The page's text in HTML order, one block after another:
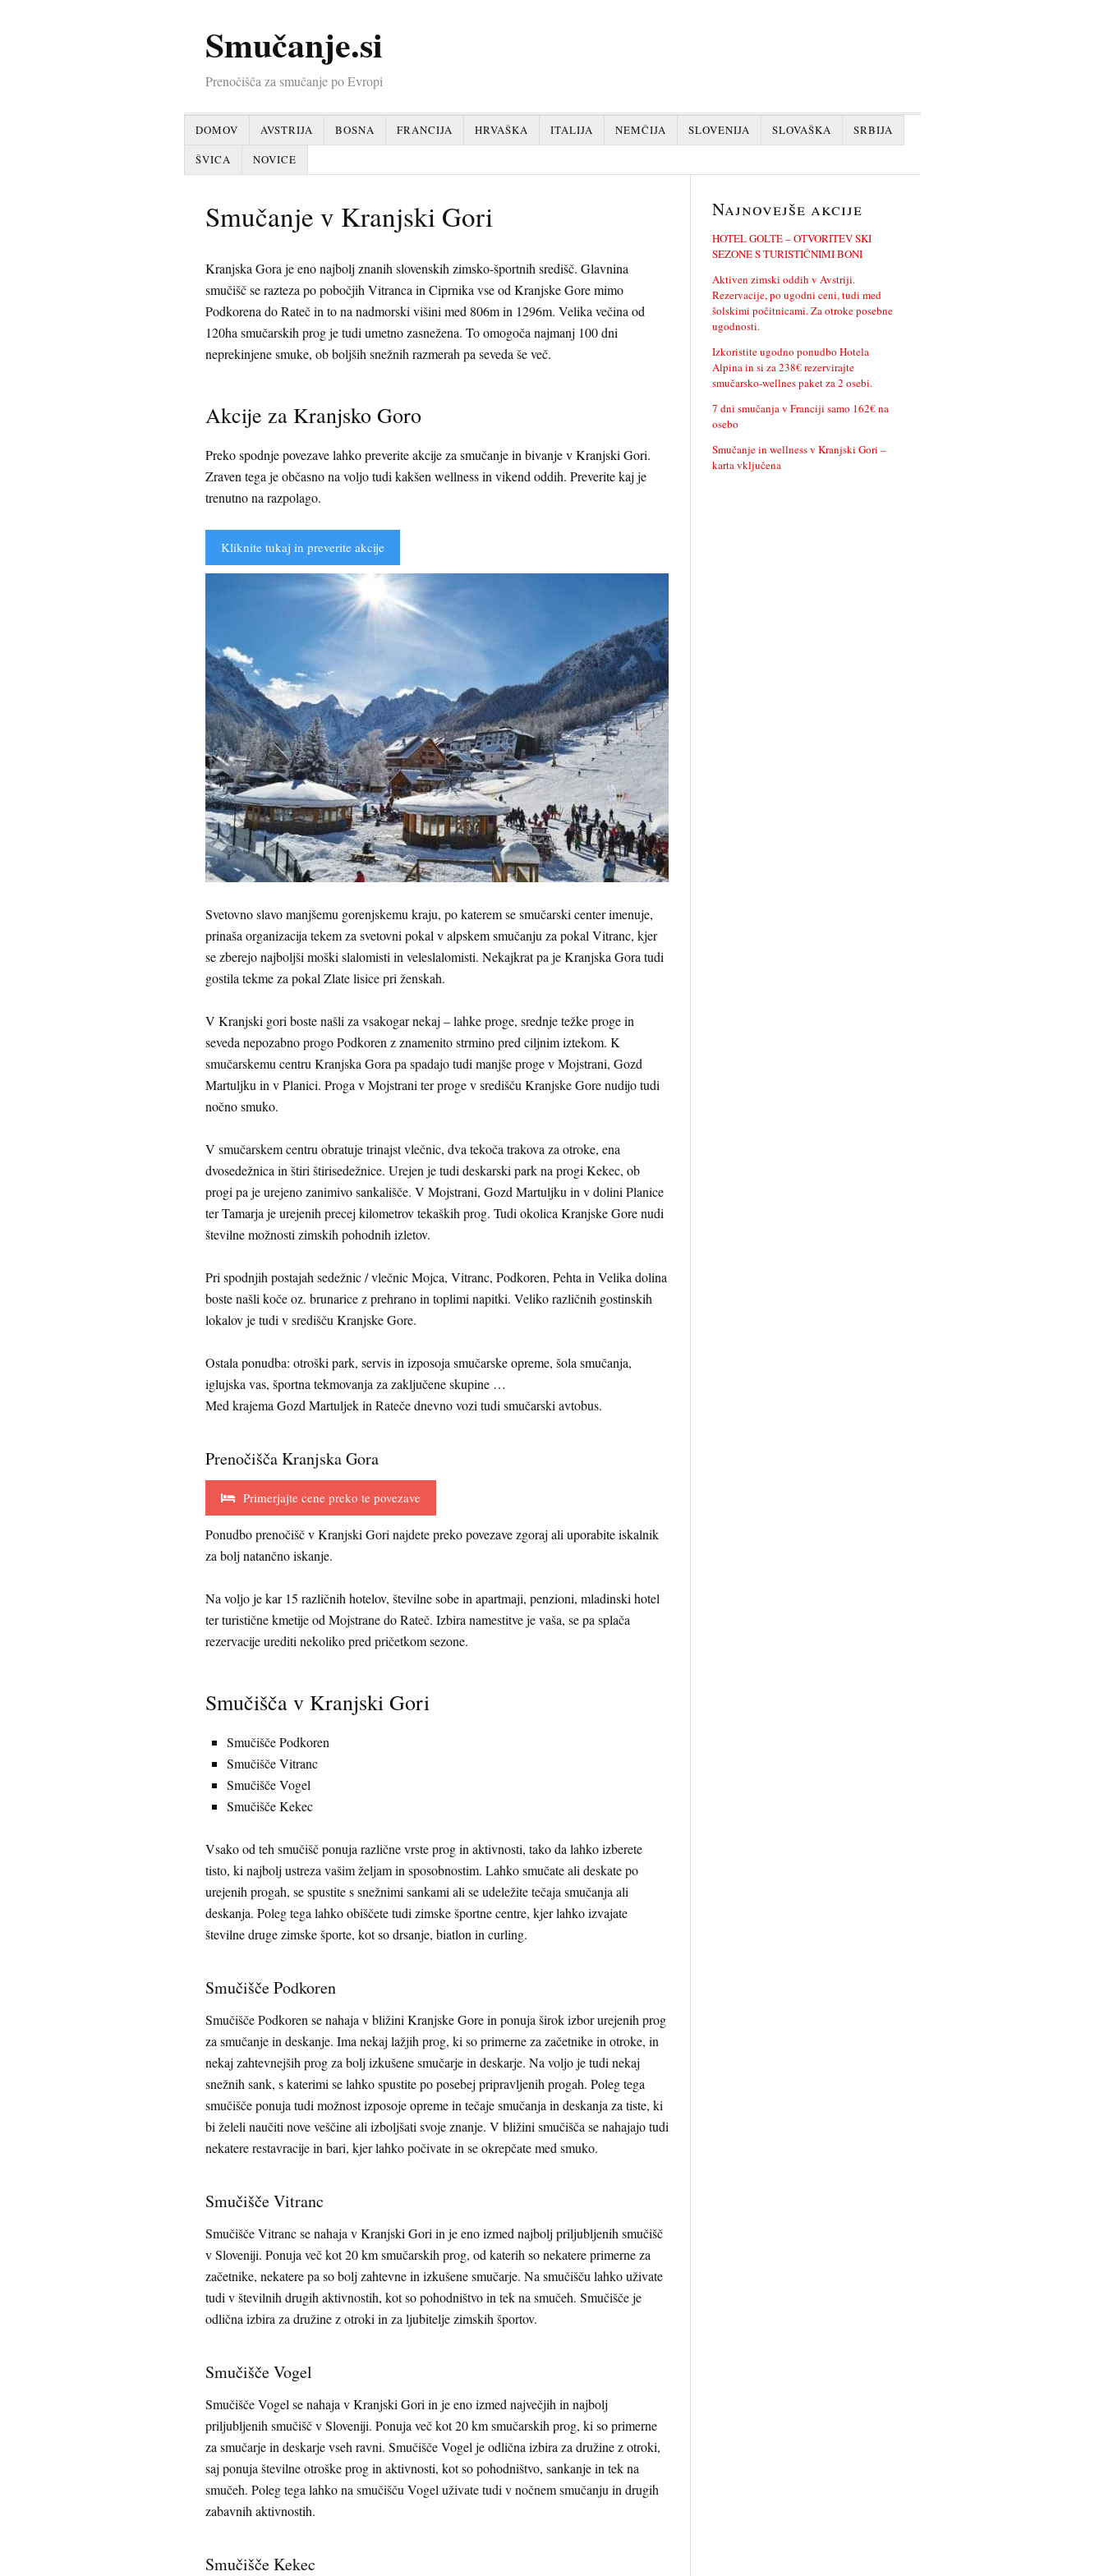
Smučanje.si
Prenočišča za smučanje po Evropi
DOMOV AVSTRIJA BOSNA FRANCIJA HRVAŠKA ITALIJA NEMČIJA SLOVENIJA SLOVAŠKA
SRBIJA
ŠVICA
NOVICE
Smučanje v Kranjski Gori
Kranjska Gora je eno najbolj znanih slovenskih zimsko-športnih središč. Glavnina
smučišč se razteza po pobočjih Vitranca in Ciprnika vse od Kranjske Gore mimo
Podkorena do Rateč in to na nadmorski višini med 806m in 1296m. Velika večina od
120ha smučarskih prog je tudi umetno zasnežena. To omogoča najmanj 100 dni
neprekinjene smuke, ob boljših snežnih razmerah pa seveda še več.
Akcije za Kranjsko Goro
Preko spodnje povezave lahko preverite akcije za smučanje in bivanje v Kranjski Gori.
Zraven tega je občasno na voljo tudi kakšen wellness in vikend oddih. Preverite kaj je
trenutno na razpolago.
Kliknite tukaj in preverite akcije
Svetovno slavo manjšemu gorenjskemu kraju, po katerem se smučarski center imenuje,
prinaša organizacija tekem za svetovni pokal v alpskem smučanju za pokal Vitranc, kjer
se zberejo najboljši moški slalomisti in veleslalomisti. Nekajkrat pa je Kranjska Gora tudi
gostila tekme za pokal Zlate lisice pri ženskah.
V Kranjski gori boste našli za vsakogar nekaj – lahke proge, srednje težke proge in
seveda nepozabno progo Podkoren z znamenito strmino pred ciljnim iztekom. K
smučarskemu centru Kranjska Gora pa spadajo tudi manjše proge v Mojstrani, Gozd
Martuljku in v Planici. Proga v Mojstrani ter proge v središču Kranjske Gore nudijo tudi
nočno smuko.
V smučarskem centru obratuje trinajst vlečnic, dva tekoča trakova za otroke, ena
dvosedežnica in štiri štirisedežnice. Urejen je tudi deskarski park na progi Kekec, ob
progi pa je urejeno zanimivo sankališče. V Mojstrani, Gozd Martuljku in v dolini Planice
ter Tamarja je urejenih precej kilometrov tekaških prog. Tudi okolica Kranjske Gore nudi
številne možnosti zimskih pohodnih izletov.
Pri spodnjih postajah sedežnic / vlečnic Mojca, Vitranc, Podkoren, Pehta in Velika dolina
boste našli koče oz. brunarice z prehrano in toplimi napitki. Veliko različnih gostinskih
lokalov je tudi v središču Kranjske Gore.
Ostala ponudba: otroški park, servis in izposoja smučarske opreme, šola smučanja,
iglujska vas, športna tekmovanja za zaključene skupine …
Med krajema Gozd Martuljek in Rateče dnevno vozi tudi smučarski avtobus.
Prenočišča Kranjska Gora
Primerjajte cene preko te povezave
Ponudbo prenočišč v Kranjski Gori najdete preko povezave zgoraj ali uporabite iskalnik
za bolj natančno iskanje.
Na voljo je kar 15 različnih hotelov, številne sobe in apartmaji, penzioni, mladinski hotel
ter turistične kmetije od Mojstrane do Rateč. Izbira namestitve je vaša, se pa splača
rezervacije urediti nekoliko pred pričetkom sezone.
Smučišča v Kranjski Gori
Smučišče Podkoren
Smučišče Vitranc
Smučišče Vogel
Smučišče Kekec
Vsako od teh smučišč ponuja različne vrste prog in aktivnosti, tako da lahko izberete
tisto, ki najbolj ustreza vašim željam in sposobnostim. Lahko smučate ali deskate po
urejenih progah, se spustite s snežnimi sankami ali se udeležite tečaja smučanja ali
deskanja. Poleg tega lahko obiščete tudi zimske športne centre, kjer lahko izvajate
številne druge zimske športe, kot so drsanje, biatlon in curling.
Smučišče Podkoren
Smučišče Podkoren se nahaja v bližini Kranjske Gore in ponuja širok izbor urejenih prog
za smučanje in deskanje. Ima nekaj lažjih prog, ki so primerne za začetnike in otroke, in
nekaj zahtevnejših prog za bolj izkušene smučarje in deskarje. Na voljo je tudi nekaj
snežnih sank, s katerimi se lahko spustite po posebej pripravljenih progah. Poleg tega
smučišče ponuja tudi možnost izposoje opreme in tečaje smučanja in deskanja za tiste, ki
bi želeli naučiti nove veščine ali izboljšati svoje znanje. V bližini smučišča se nahajajo tudi
nekatere restavracije in bari, kjer lahko počivate in se okrepčate med smuko.
Smučišče Vitranc
Smučišče Vitranc se nahaja v Kranjski Gori in je eno izmed najbolj priljubljenih smučišč
v Sloveniji. Ponuja več kot 20 km smučarskih prog, od katerih so nekatere primerne za
začetnike, nekatere pa so bolj zahtevne in izkušene smučarje. Na smučišču lahko uživate
tudi v številnih drugih aktivnostih, kot so pohodništvo in tek na smučeh. Smučišče je
odlična izbira za družine z otroki in za ljubitelje zimskih športov.
Smučišče Vogel
Smučišče Vogel se nahaja v Kranjski Gori in je eno izmed največjih in najbolj
priljubljenih smučišč v Sloveniji. Ponuja več kot 20 km smučarskih prog, ki so primerne
za smučarje in deskarje vseh ravni. Smučišče Vogel je odlična izbira za družine z otroki,
saj ponuja številne otroške prog in aktivnosti, kot so pohodništvo, sankanje in tek na
smučeh. Poleg tega lahko na smučišču Vogel uživate tudi v nočnem smučanju in drugih
zabavnih aktivnostih.
Smučišče Kekec
Najnovejše akcije
HOTEL GOLTE – OTVORITEV SKI
SEZONE S TURISTIČNIMI BONI
Aktiven zimski oddih v Avstriji.
Rezervacije, po ugodni ceni, tudi med
šolskimi počitnicami. Za otroke posebne
ugodnosti.
Izkoristite ugodno ponudbo Hotela
Alpina in si za 238€ rezervirajte
smučarsko-wellnes paket za 2 osebi.
7 dni smučanja v Franciji samo 162€ na
osebo
Smučanje in wellness v Kranjski Gori –
karta vključena